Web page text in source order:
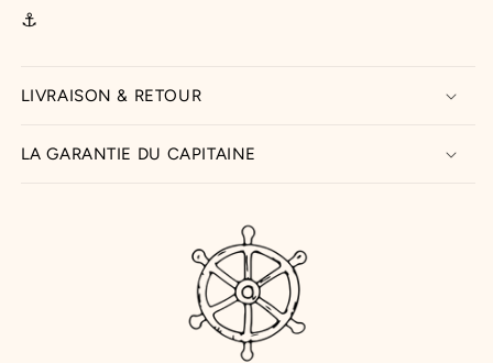
⚓
LIVRAISON & RETOUR
LA GARANTIE DU CAPITAINE